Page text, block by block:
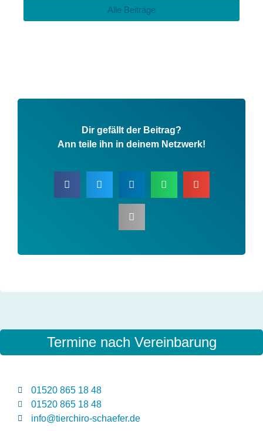
Alle Beiträge
Dir gefällt der Beitrag?
Ann teile ihn in deinem Netzwerk!
Termine nach Vereinbarung
01520 865 18 48
01520 865 18 48
info@tierchiro-schaefer.de